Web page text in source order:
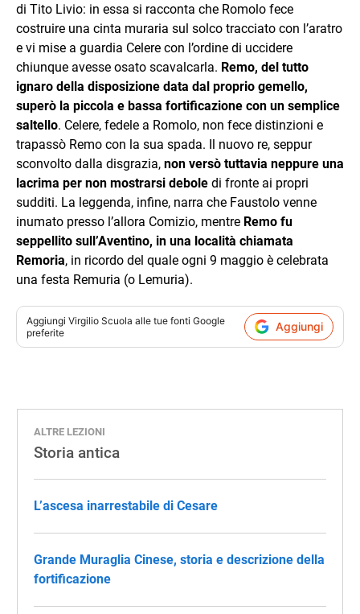
di Tito Livio: in essa si racconta che Romolo fece
costruire una cinta muraria sul solco tracciato con l’aratro
e vi mise a guardia Celere con l’ordine di uccidere
chiunque avesse osato scavalcarla. Remo, del tutto
ignaro della disposizione data dal proprio gemello,
superò la piccola e bassa fortificazione con un semplice
saltello. Celere, fedele a Romolo, non fece distinzioni e
trapassò Remo con la sua spada. Il nuovo re, seppur
sconvolto dalla disgrazia, non versò tuttavia neppure una
lacrima per non mostrarsi debole di fronte ai propri
sudditi. La leggenda, infine, narra che Faustolo venne
inumato presso l’allora Comizio, mentre Remo fu
seppellito sull’Aventino, in una località chiamata
Remoria, in ricordo del quale ogni 9 maggio è celebrata
una festa Remuria (o Lemuria).
Aggiungi Virgilio Scuola alle tue fonti Google
preferite
Aggiungi
ALTRE LEZIONI
Storia antica
L’ascesa inarrestabile di Cesare
Grande Muraglia Cinese, storia e descrizione della
fortificazione